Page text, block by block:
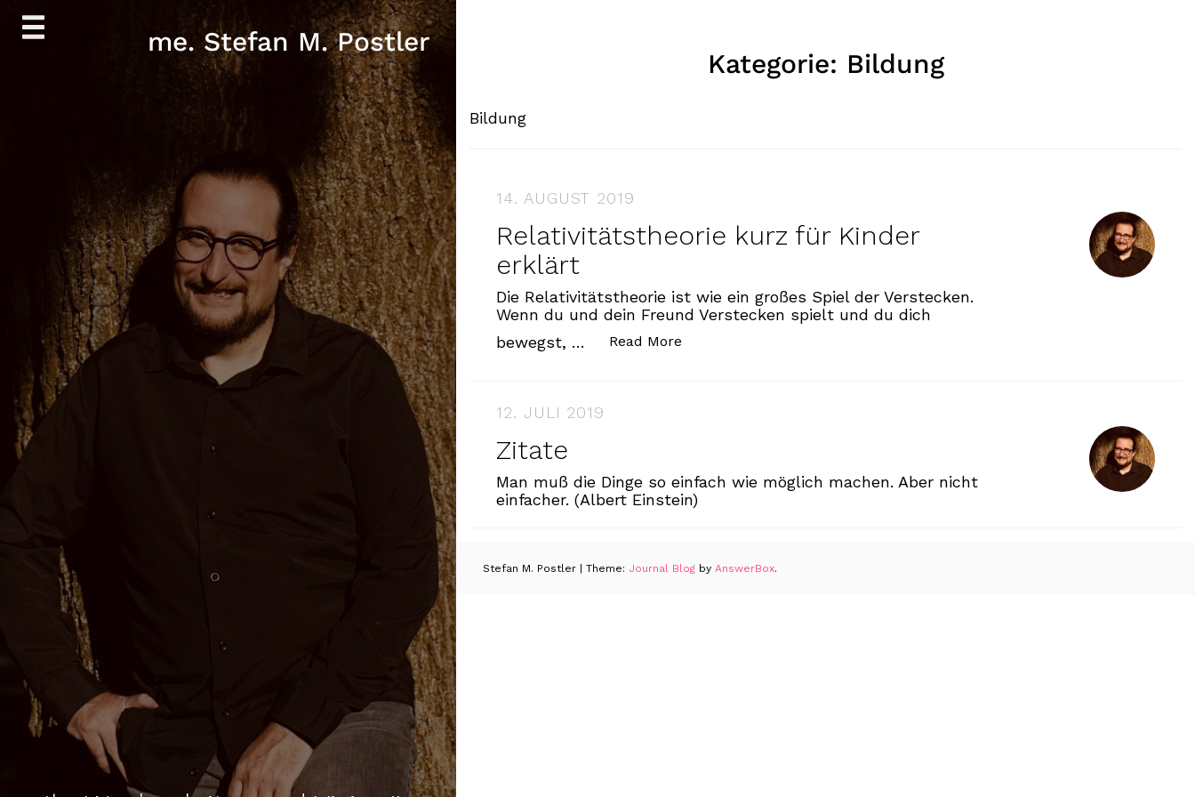
Skip
me. Stefan M. Postler
Kategorie: Bildung
Bildung
14. AUGUST 2019
Relativitätstheorie kurz für Kinder
erklärt
Die Relativitätstheorie ist wie ein großes Spiel der Verstecken.
Wenn du und dein Freund Verstecken spielt und du dich
bewegst, …
Read More
12. JULI 2019
Zitate
Man muß die Dinge so einfach wie möglich machen. Aber nicht
einfacher. (Albert Einstein)
Stefan M. Postler |Theme: Journal Blog byAnswerBox.